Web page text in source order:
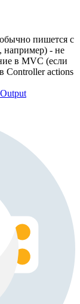
пишется с
например) - не
в MVC (если
Controller actions